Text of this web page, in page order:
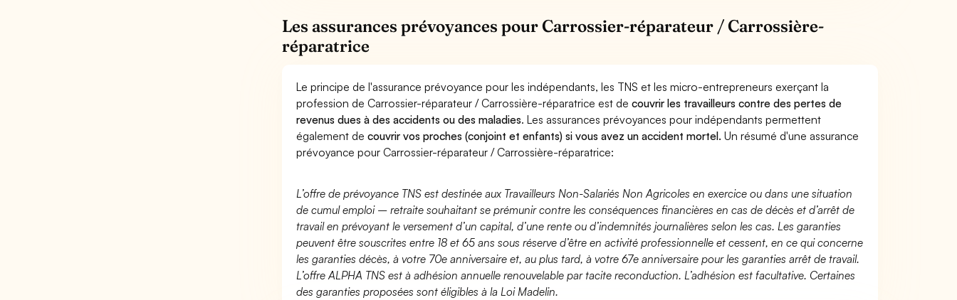
Les assurances prévoyances pour Carrossier-réparateur / Carrossière-
réparatrice
Le principe de l'assurance prévoyance pour les indépendants, les TNS et les micro-entrepreneurs exerçant la
profession de Carrossier-réparateur / Carrossière-réparatrice est decouvrir les travailleurs contre des pertes de
revenus dues à des accidents ou des maladies. Les assurances prévoyances pour indépendants permettent
également decouvrir vos proches (conjoint et enfants) si vous avez un accident mortel. Un résumé d'une assurance
prévoyance pour Carrossier-réparateur / Carrossière-réparatrice:
L’offre de prévoyance TNS est destinée aux Travailleurs Non-Salariés Non Agricoles en exercice ou dans une situation
de cumul emploi – retraite souhaitant se prémunir contre les conséquences financières en cas de décès et d’arrêt de
travail en prévoyant le versement d’un capital, d’une rente ou d’indemnités journalières selon les cas. Les garanties
peuvent être souscrites entre 18 et 65 ans sous réserve d’être en activité professionnelle et cessent, en ce qui concerne
les garanties décès, à votre 70e anniversaire et, au plus tard, à votre 67e anniversaire pour les garanties arrêt de travail.
L’offre ALPHA TNS est à adhésion annuelle renouvelable par tacite reconduction. L’adhésion est facultative. Certaines
des garanties proposées sont éligibles à la Loi Madelin.